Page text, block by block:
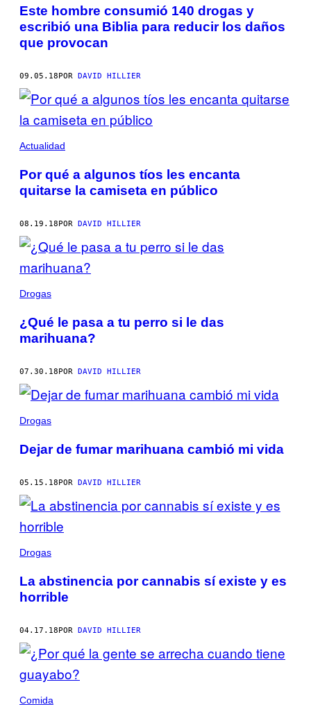
Este hombre consumió 140 drogas y
escribió una Biblia para reducir los daños
que provocan
09.05.18POR DAVID HILLIER
Actualidad
Por qué a algunos tíos les encanta
quitarse la camiseta en público
08.19.18POR DAVID HILLIER
Drogas
¿Qué le pasa a tu perro si le das
marihuana?
07.30.18POR DAVID HILLIER
Drogas
Dejar de fumar marihuana cambió mi vida
05.15.18POR DAVID HILLIER
Drogas
La abstinencia por cannabis sí existe y es
horrible
04.17.18POR DAVID HILLIER
Comida